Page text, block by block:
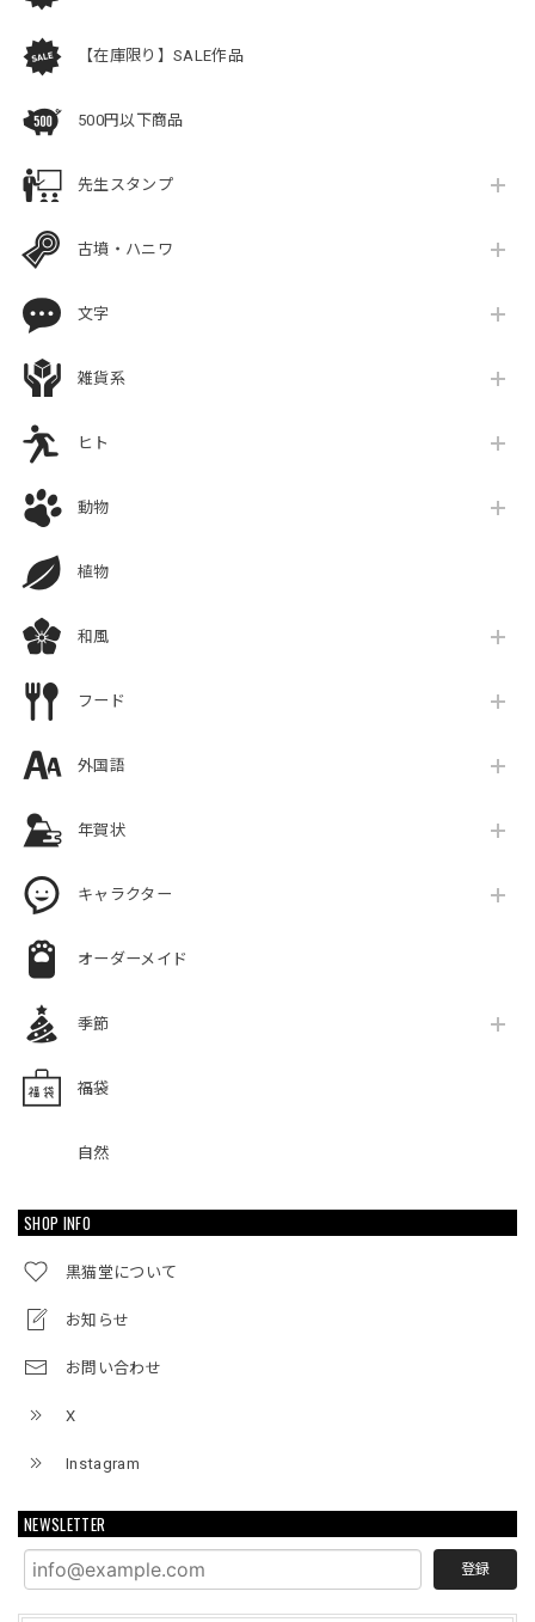
【在庫限り】SALE作品
500円以下商品
先生スタンプ
古墳・ハニワ
文字
雑貨系
ヒト
動物
植物
和風
フード
外国語
年賀状
キャラクター
オーダーメイド
季節
福袋
自然
SHOP INFO
黒猫堂について
お知らせ
お問い合わせ
X
Instagram
NEWSLETTER
登録